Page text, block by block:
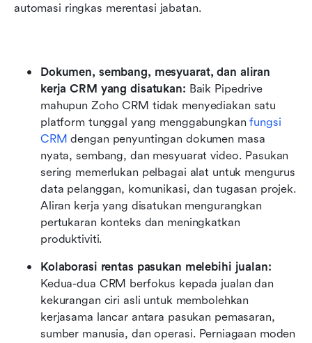
automasi ringkas merentasi jabatan.
Dokumen, sembang, mesyuarat, dan aliran
kerja CRM yang disatukan: Baik Pipedrive
mahupun Zoho CRM tidak menyediakan satu
platform tunggal yang menggabungkan fungsi
CRM dengan penyuntingan dokumen masa
nyata, sembang, dan mesyuarat video. Pasukan
sering memerlukan pelbagai alat untuk mengurus
data pelanggan, komunikasi, dan tugasan projek.
Aliran kerja yang disatukan mengurangkan
pertukaran konteks dan meningkatkan
produktiviti.
Kedua-dua CRM berfokus kepada jualan dan
kekurangan ciri asli untuk membolehkan
kerjasama lancar antara pasukan pemasaran,
sumber manusia, dan operasi. Perniagaan moden